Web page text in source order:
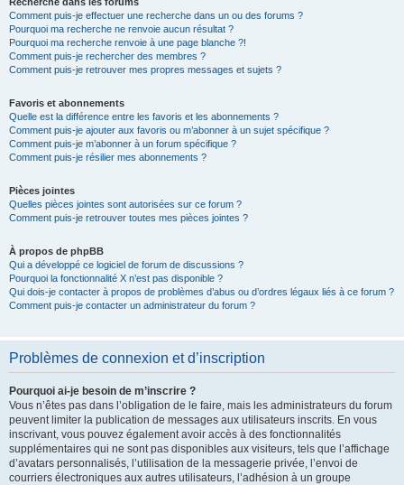
Comment puis-je effectuer une recherche dans un ou des forums ?
Pourquoi ma recherche ne renvoie aucun résultat ?
Pourquoi ma recherche renvoie à une page blanche ?!
Comment puis-je rechercher des membres ?
Comment puis-je retrouver mes propres messages et sujets ?
Favoris et abonnements
Quelle est la différence entre les favoris et les abonnements ?
Comment puis-je ajouter aux favoris ou m’abonner à un sujet spécifique ?
Comment puis-je m’abonner à un forum spécifique ?
Comment puis-je résilier mes abonnements ?
Pièces jointes
Quelles pièces jointes sont autorisées sur ce forum ?
Comment puis-je retrouver toutes mes pièces jointes ?
À propos de phpBB
Qui a développé ce logiciel de forum de discussions ?
Pourquoi la fonctionnalité X n’est pas disponible ?
Qui dois-je contacter à propos de problèmes d’abus ou d’ordres légaux liés à ce forum ?
Comment puis-je contacter un administrateur du forum ?
Problèmes de connexion et d’inscription
Pourquoi ai-je besoin de m’inscrire ?
Vous n’êtes pas dans l’obligation de le faire, mais les administrateurs du forum
peuvent limiter la publication de messages aux utilisateurs inscrits. En vous
inscrivant, vous pouvez également avoir accès à des fonctionnalités
supplémentaires qui ne sont pas disponibles aux visiteurs, tels que l’affichage
d’avatars personnalisés, l’utilisation de la messagerie privée, l’envoi de
courriers électroniques aux autres utilisateurs, l’adhésion à un groupe